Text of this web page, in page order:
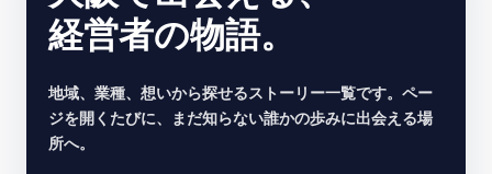
経営者の物語。
地域、業種、想いから探せるストーリー一覧です。ペー
ジを開くたびに、まだ知らない誰かの歩みに出会える場
所へ。